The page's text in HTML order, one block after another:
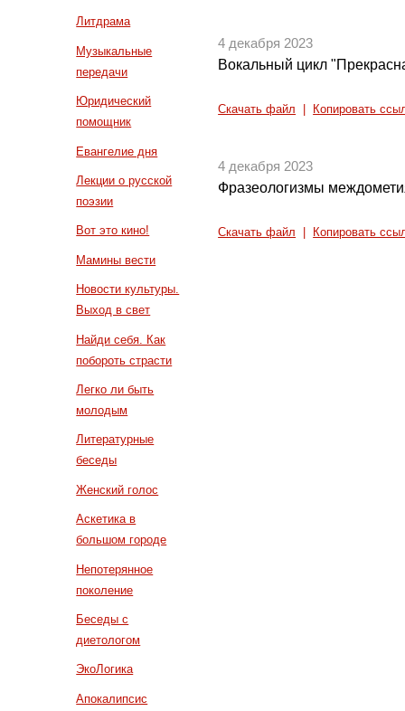
Литдрама
Музыкальные
передачи
Юридический
помощник
Евангелие дня
Лекции о русской
поэзии
Вот это кино!
Мамины вести
Новости культуры.
Выход в свет
Найди себя. Как
побороть страсти
Легко ли быть
молодым
Литературные
беседы
Женский голос
Аскетика в
большом городе
Непотерянное
поколение
Беседы с
диетологом
ЭкоЛогика
Апокалипсис
4 декабря 2023
Вокальный цикл
Скачать файл Копировать
4 декабря 2023
Фразеологизмы
Скачать файл Копировать